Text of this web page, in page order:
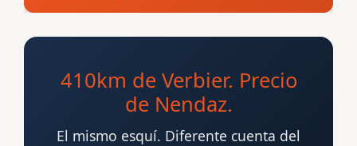
410km de Verbier. Precio
de Nendaz.
El mismo esquí. Diferente cuenta del